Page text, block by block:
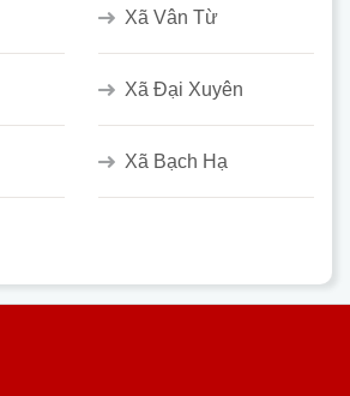
Xã Vân Từ
Xã Đại Xuyên
Xã Bạch Hạ